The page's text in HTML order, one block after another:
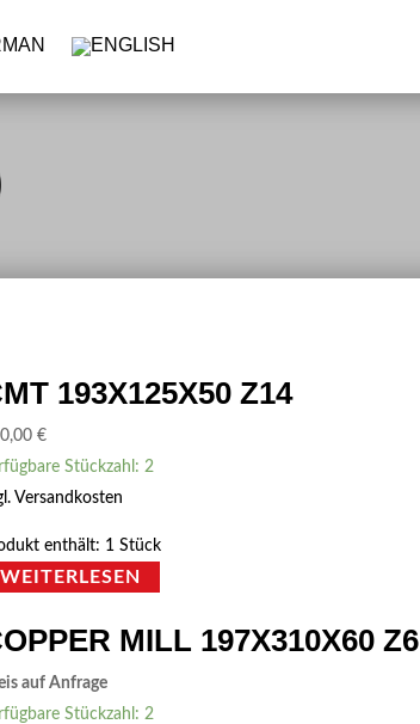
193X125X50 Z14
€
Stückzahl: 2
Versandkosten
enthält: 1Stück
WEITERLESEN
MILL 197X310X60 Z6
auf Anfrage
Stückzahl: 2